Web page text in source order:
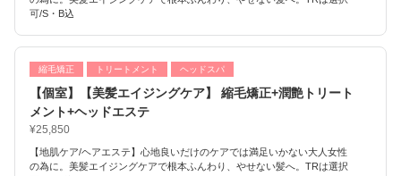
可/S・B込
縮毛矯正 トリートメント ヘッドスパ
【個室】【美髪エイジングケア】 縮毛矯正+潤艶トリート
メント+ヘッドエステ
¥25,850
【地肌ケア/ヘアエステ】心地良いだけのケアでは満足いかない大人女性
の為に。美髪エイジングケアで根本ふんわり、やせない髪へ。TRは選択